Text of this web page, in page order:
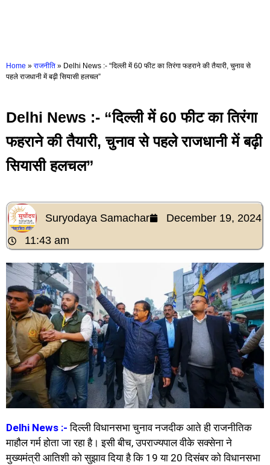
Home » राजनीति » Delhi News :- “दिल्ली में 60 फीट का तिरंगा फहराने की तैयारी, चुनाव से
पहले राजधानी में बढ़ी सियासी हलचल”
Delhi News :- “दिल्ली में 60 फीट का तिरंगा
फहराने की तैयारी, चुनाव से पहले राजधानी में बढ़ी
सियासी हलचल”
Suryodaya Samachar
December 19, 2024
11:43 am
Delhi News :- दिल्ली विधानसभा चुनाव नजदीक आते ही राजनीतिक
माहौल गर्म होता जा रहा है। इसी बीच, उपराज्यपाल वीके सक्सेना ने
मुख्यमंत्री आतिशी को सुझाव दिया है कि 19 या 20 दिसंबर को विधानसभा